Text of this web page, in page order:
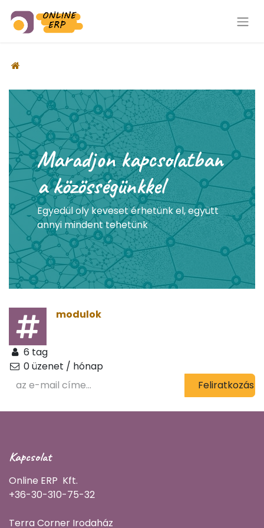
Maradjon kapcsolatban
a közösségünkkel
Egyedül oly keveset érhetünk el, együtt
annyi mindent tehetünk
modulok
6 tag
0 üzenet / hónap
Feliratkozás
Kapcsolat
Online ERP Kft.
+36-30-310-75-32
Terra Corner Irodaház